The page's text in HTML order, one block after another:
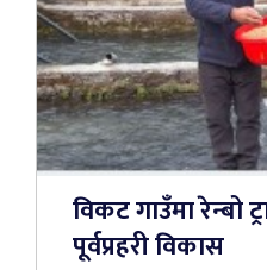
विकट गाउँमा रेन्बो
पूर्वप्रहरी विकास